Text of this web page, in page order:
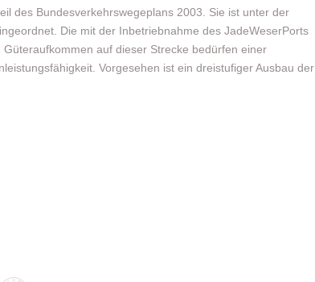
des Bundesverkehrswegeplans 2003. Sie ist unter der
Die mit der Inbetriebnahme des JadeWeserPorts
auf dieser Strecke bedürfen einer
Vorgesehen ist ein dreistufiger Ausbau der